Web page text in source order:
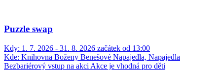
Puzzle swap
Kdy: 1. 7. 2026 - 31. 8. 2026 začátek od 13:00
Kde: Knihovna Boženy Benešové Napajedla, Napajedla
Bezbariérový vstup na akci Akce je vhodná pro děti